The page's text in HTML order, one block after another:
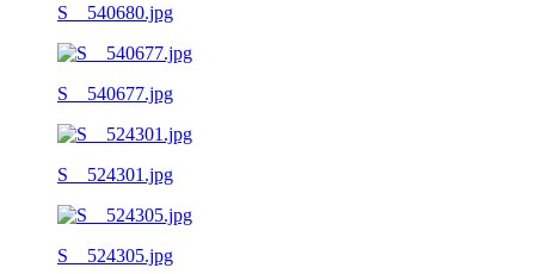
S__540680.jpg
S__540677.jpg
S__524301.jpg
S__524305.jpg